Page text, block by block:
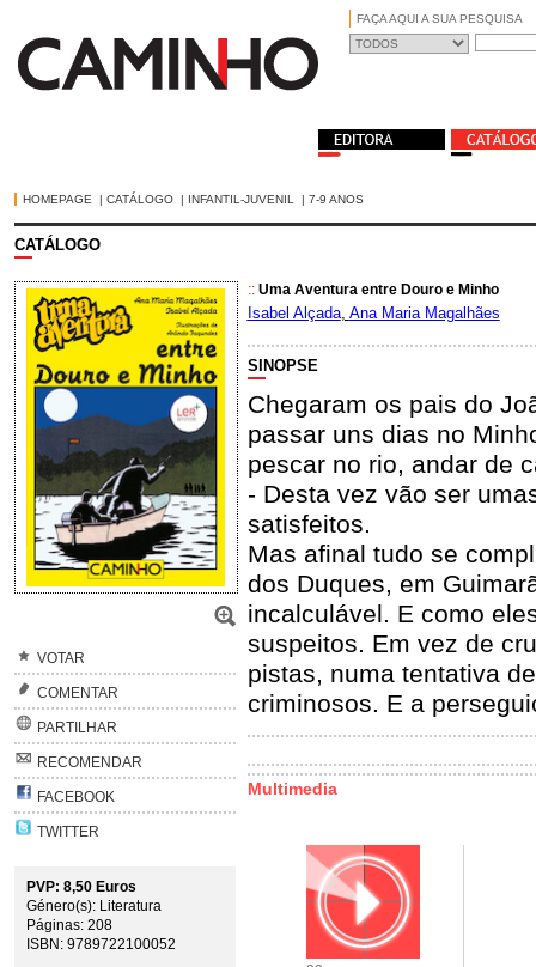
FAÇA AQUI A SUA PESQUISA
HOMEPAGE | CATÁLOGO| INFANTIL-JUVENIL | 7-9 ANOS
CATÁLOGO
VOTAR
COMENTAR
PARTILHAR
RECOMENDAR
FACEBOOK
TWITTER
PVP: 8,50 Euros
Género(s): Literatura
Páginas: 208
ISBN: 9789722100052
:: Uma Aventura entre Douro e Minho
Isabel Alçada, Ana Maria Magalhães
SINOPSE
Chegaram os pais do
passar uns dias no
pescar no rio, andar de
- Desta vez vão ser
satisfeitos.
Mas afinal tudo se
dos Duques, em
incalculável. E como
suspeitos. Em vez de
pistas, numa tentativa
criminosos. E a
Multimedia